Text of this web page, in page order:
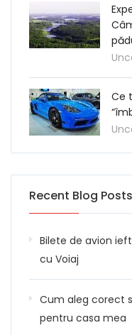
Ce
Recent Blog Posts
Bilete de avion
cu Voiaj
Cum aleg corect
pentru casa mea